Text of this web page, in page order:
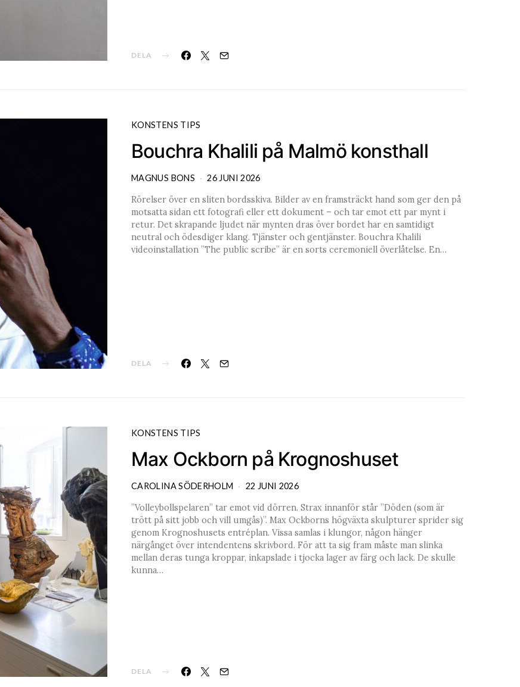
DELA
KONSTENS TIPS
Bouchra Khalili på Malmö konsthall
MAGNUS BONS 26 JUNI 2026
Rörelser över en sliten bordsskiva. Bilder av en framsträckt hand som ger den på
motsatta sidan ett fotografi eller ett dokument – och tar emot ett par mynt i
retur. Det skrapande ljudet när mynten dras över bordet har en samtidigt
neutral och ödesdiger klang. Tjänster och gentjänster. Bouchra Khalili
videoinstallation ”The public scribe” är en sorts ceremoniell överlåtelse. En…
DELA
KONSTENS TIPS
Max Ockborn på Krognoshuset
CAROLINA SÖDERHOLM 22 JUNI 2026
”Volleybollspelaren” tar emot vid dörren. Strax innanför står ”Döden (som är
trött på sitt jobb och vill umgås)”. Max Ockborns högväxta skulpturer sprider sig
genom Krognoshusets entréplan. Vissa samlas i klungor, någon hänger
närgånget över intendentens skrivbord. För att ta sig fram måste man slinka
mellan deras tunga kroppar, inkapslade i tjocka lager av färg och lack. De skulle
kunna…
DELA